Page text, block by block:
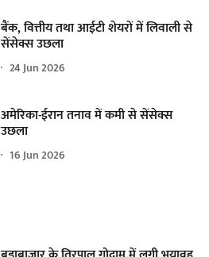
बैंक, वित्तीय तथा आईटी शेयरों में लिवाली से
सेंसेक्स उछला
24 Jun 2026
अमेरिका-ईरान तनाव में कमी से सेंसेक्स
उछला
16 Jun 2026